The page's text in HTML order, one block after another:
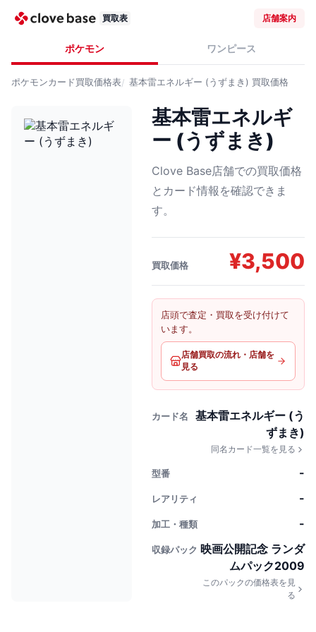
買取表 店舗案内
ポケモン ワンピース
ポケモンカード買取価格表 基本雷エネルギー (うずまき) 買取価格
基本雷エネルギ
ー (うずまき)
Clove Base店舗での買取価格
とカード情報を確認できま
す。
買取価格 ¥3,500
店頭で査定・買取を受け付けて
います。
店舗買取の流れ・店舗を
見る
カード名
基本雷エネルギー (う
ずまき)
同名カード一覧を見る
型番 -
レアリティ -
加工・種類 -
収録パック 映画公開記念 ランダ
ムパック2009
このパックの価格表を見
る